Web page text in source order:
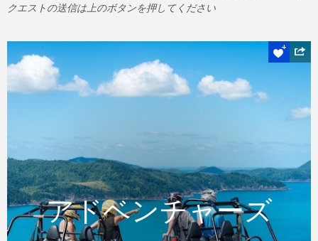
クエストの送信は上のボタンを押してください
アドベンチャーズ
オフロード
アドベンチャーズ
ハミルトン島のATVツアーであまり知られて
いない場所に行き、素晴らしい景色をお楽し